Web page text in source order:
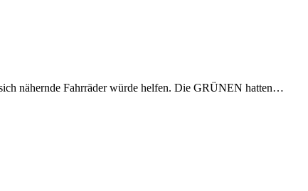
nähernde Fahrräder würde helfen. Die GRÜNEN hatten…